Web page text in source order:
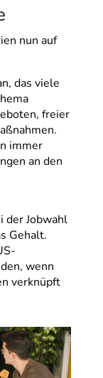
nun auf
das viele
freier
immer
an den
der Jobwahl
Gehalt.
wenn
verknüpft